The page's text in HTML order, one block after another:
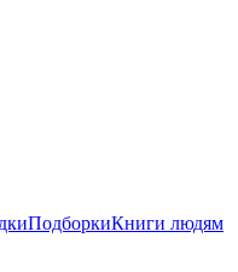
ПодборкиКниги людям